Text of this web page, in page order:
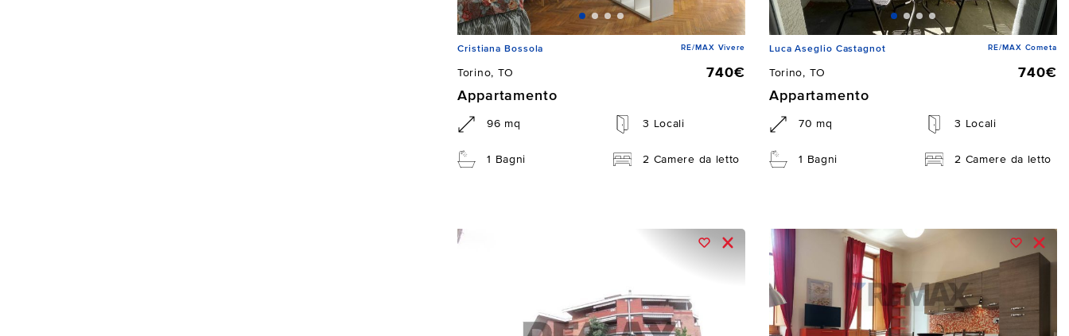
Cristiana Bossola RE/MAX Vivere
Torino, TO
740€
Appartamento
96 mq 3 Locali
1 Bagni 2 Camere da letto
Luca Aseglio Castagnot RE/MAX Cometa
Torino, TO
740€
Appartamento
70 mq 3 Locali
1 Bagni 2 Camere da letto